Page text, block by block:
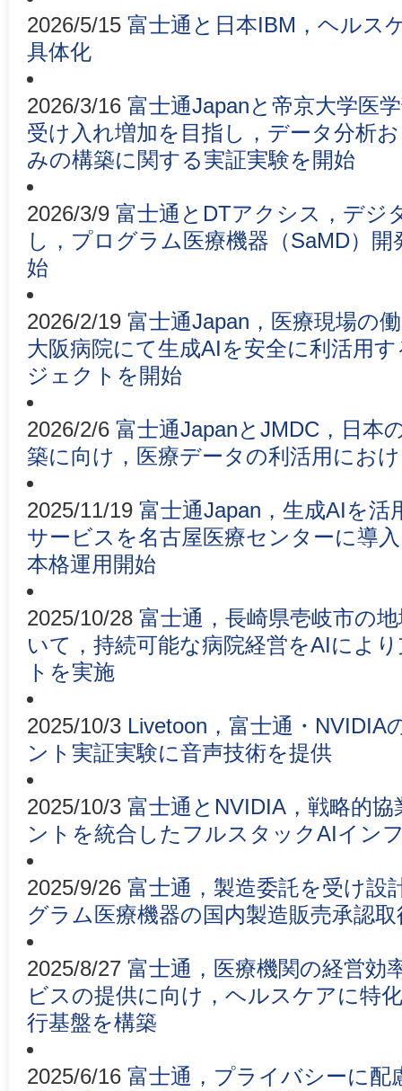
2026/5/15 富士通と日本IBM，ヘルス
具体化
2026/3/16 富士通Japanと帝京大学医
受け入れ増加を目指し，データ分析
みの構築に関する実証実験を開始
2026/3/9 富士通とDTアクシス，デジ
し，プログラム医療機器（SaMD）
始
2026/2/19 富士通Japan，医療現場の
大阪病院にて生成AIを安全に利活用
ジェクトを開始
2026/2/6 富士通JapanとJMDC，日本
築に向け，医療データの利活用にお
2025/11/19 富士通Japan，生成AIを活
サービスを名古屋医療センターに導
本格運用開始
2025/10/28 富士通，長崎県壱岐市の
いて，持続可能な病院経営をAIによ
トを実施
2025/10/3 Livetoon，富士通・
ント実証実験に音声技術を提供
2025/10/3 富士通とNVIDIA，戦略的
ントを統合したフルスタックAIイン
2025/9/26 富士通，製造委託を受け設
グラム医療機器の国内製造販売承認取
2025/8/27 富士通，医療機関の経営効
ビスの提供に向け，ヘルスケアに特
行基盤を構築
2025/6/16 富士通，プライバシーに配